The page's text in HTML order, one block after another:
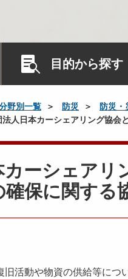
目的から探す
野別一覧 防災 防災・
法人日本カーシェアリング協会
ーシェアリ
保に関する
活動や物資の供給等につ